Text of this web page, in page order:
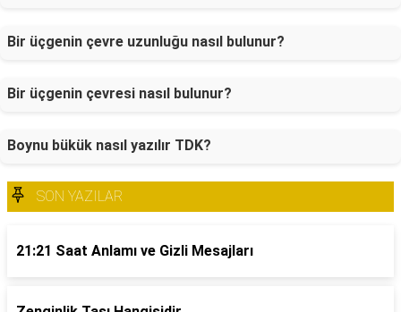
Bir üçgenin çevre uzunluğu nasıl bulunur?
Bir üçgenin çevresi nasıl bulunur?
Boynu bükük nasıl yazılır TDK?
SON YAZILAR
21:21 Saat Anlamı ve Gizli Mesajları